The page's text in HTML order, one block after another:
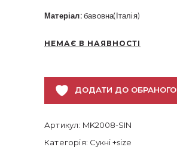
Матеріал:бавовна(Італія)
НЕМАЄ В НАЯВНОСТІ
ДОДАТИ ДО ОБРАНОГО
Артикул: MK2008-SIN
Категорія: Сукні +size